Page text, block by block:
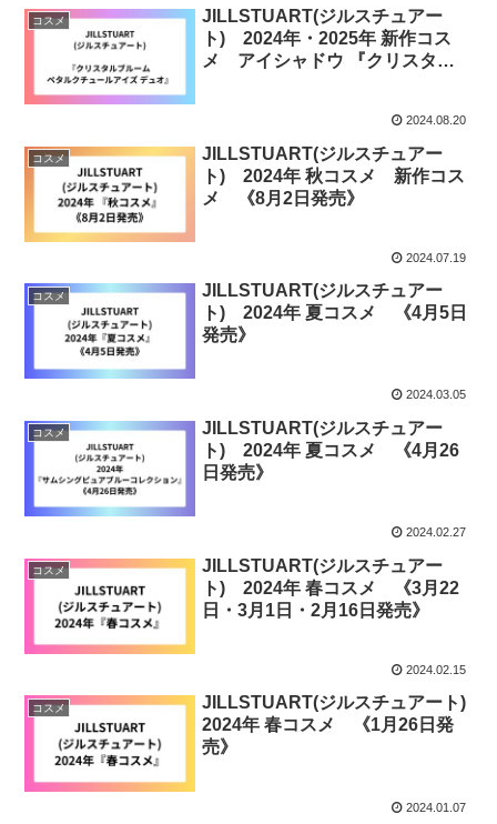
コスメ
JILLSTUART(ジルスチュアー
ト) 2024年・2025年 新作コス
メ アイシャドウ 『クリスタル
2024.08.20
コスメ
JILLSTUART(ジルスチュアー
ト) 2024年 秋コスメ 新作コス
メ 《8月2日発売》
2024.07.19
コスメ
JILLSTUART(ジルスチュアー
ト) 2024年 夏コスメ 《4月5日
発売》
2024.03.05
コスメ
JILLSTUART(ジルスチュアー
ト) 2024年 夏コスメ 《4月26
日発売》
2024.02.27
コスメ
JILLSTUART(ジルスチュアー
ト) 2024年 春コスメ 《3月22
日・3月1日・2月16日発売》
2024.02.15
コスメ
JILLSTUART(ジルスチュアート)
2024年 春コスメ 《1月26日発
売》
2024.01.07